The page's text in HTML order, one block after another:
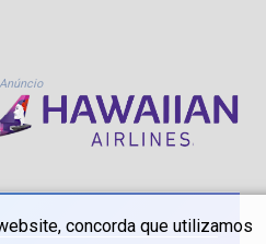
concorda que utilizamos
Anúncio